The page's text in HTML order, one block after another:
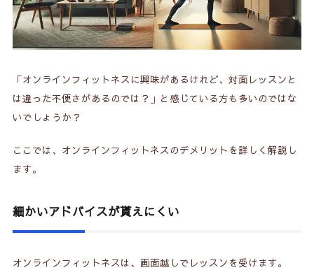
「オンラインフィットネスに興味があるけれど、対面レッスンと
は違った不便さがあるのでは？」と感じている方も多いのではな
いでしょうか？
ここでは、オンラインフィットネスのデメリットを詳しく解説し
ます。
細かいアドバイスが貰えにくい
オンラインフィットネスは、画面越しでレッスンを受けます。